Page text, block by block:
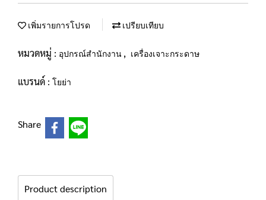
เพิ่มรายการโปรด เปรียบเทียบ
หมวดหมู่ : อุปกรณ์สำนักงาน , เครื่องเจาะกระดาษ
แบรนด์ : โยย่า
Share
Product description